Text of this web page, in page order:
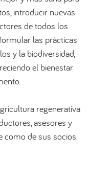
introducir nuevas
de todos los
las prácticas
y la biodiversidad,
el bienestar
regenerativa
asesores y
como de sus socios.